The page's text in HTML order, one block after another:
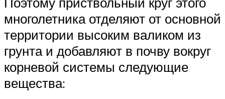
многолетника отделяют от основной
территории высоким валиком из
грунта и добавляют в почву вокруг
корневой системы следующие
вещества: